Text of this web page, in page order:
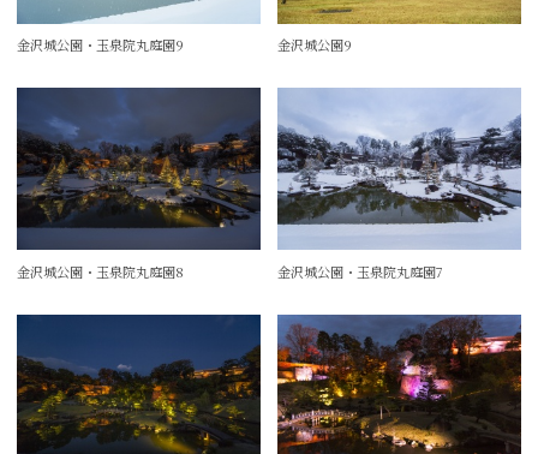
金沢城公園・玉泉院丸庭園9 金沢城公園9
金沢城公園・玉泉院丸庭園8 金沢城公園・玉泉院丸庭園7